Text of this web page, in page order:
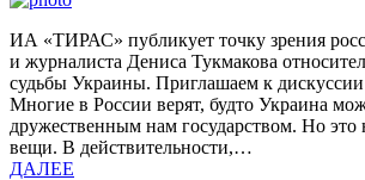
ИА «ТИРАС» публикует точку зрения
и журналиста Дениса Тукмакова
судьбы Украины. Приглашаем к дискуссии
Многие в России верят, будто Украина
дружественным нам государством. Но это
вещи. В действительности,…
ДАЛЕЕ